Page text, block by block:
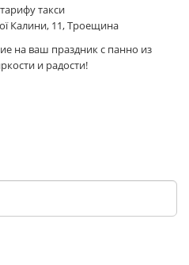
такси
Калини, 11, Троещина
на ваш праздник с панно из
и радости!